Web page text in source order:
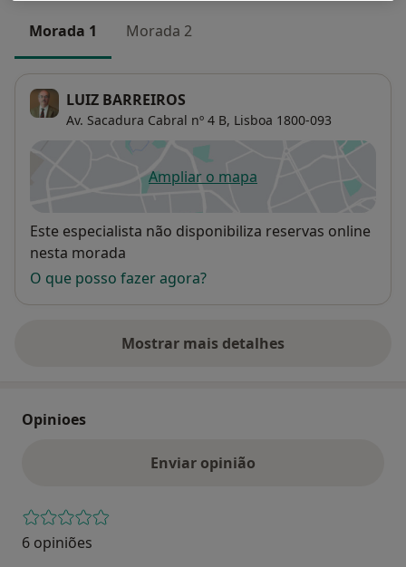
Morada 1 Morada 2
LUIZ BARREIROS
Av. Sacadura Cabral nº 4 B, Lisboa 1800-093
Ampliar o mapaabre num novo separador
Disponibilidade
Este especialista não disponibiliza reservas online
nesta morada
O que posso fazer agora?
Mostrar mais detalhes
sobre o endereço
Opinioes
Enviar opinião
6 opiniões